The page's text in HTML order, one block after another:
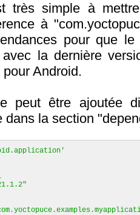
très simple à
à
pour que le
avec la dernière
Android.
peut être ajoutée
dans la section